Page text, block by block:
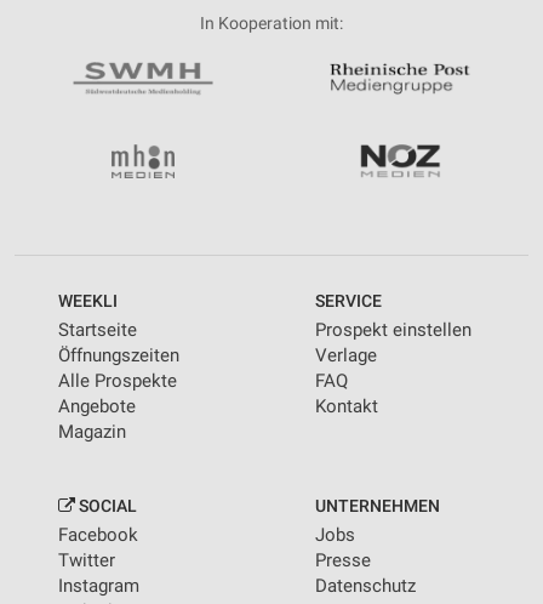
In Kooperation mit:
WEEKLI
Startseite
Öffnungszeiten
Alle Prospekte
Angebote
Magazin
SERVICE
Prospekt einstellen
Verlage
FAQ
Kontakt
SOCIAL
Facebook
Twitter
Instagram
UNTERNEHMEN
Jobs
Presse
Datenschutz